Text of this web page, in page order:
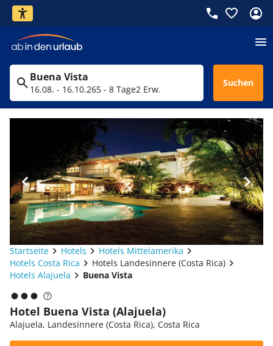
Buena Vista
16.08. - 16.10.265 - 8 Tage2 Erw.
Suchen
Startseite Hotels
Hotels Mittelamerika
Hotels Costa Rica
Hotels Landesinnere (Costa Rica)
Hotels Alajuela
Buena Vista
Hotel Buena Vista (Alajuela)
Alajuela, Landesinnere (Costa Rica), Costa Rica